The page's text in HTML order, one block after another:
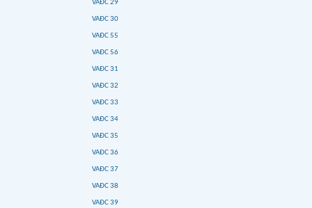
VAĐC 29
VAĐC 30
VAĐC 55
VAĐC 56
VAĐC 31
VAĐC 32
VAĐC 33
VAĐC 34
VAĐC 35
VAĐC 36
VAĐC 37
VAĐC 38
VAĐC 39